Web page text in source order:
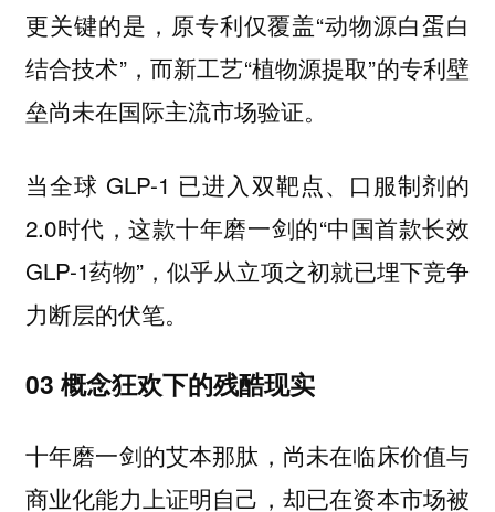
更关键的是，原专利仅覆盖“动物源白蛋白
结合技术”，而新工艺“植物源提取”的专利壁
垒尚未在国际主流市场验证。
当全球 GLP-1 已进入双靶点、口服制剂的
2.0时代，这款十年磨一剑的“中国首款长效
GLP-1药物”，似乎从立项之初就已埋下竞争
力断层的伏笔。
03 概念狂欢下的残酷现实
十年磨一剑的艾本那肽，尚未在临床价值与
商业化能力上证明自己，却已在资本市场被